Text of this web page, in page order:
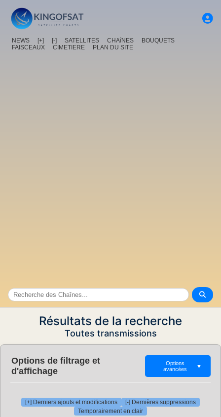
NEWS [+] [-] SATELLITES CHAîNES
BOUQUETS
FAISCEAUX
CIMETIERE PLAN DU SITE
Résultats de la recherche
Toutes transmissions
Options de filtrage et
d'affichage
Options
avancées
▼
[+] Derniers ajouts et modifications
[-] Dernières suppressions
Temporairement en clair